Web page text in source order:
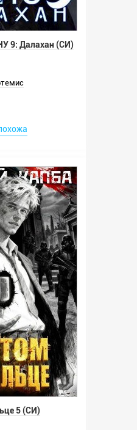
9: Далахан (СИ)
5 (СИ)